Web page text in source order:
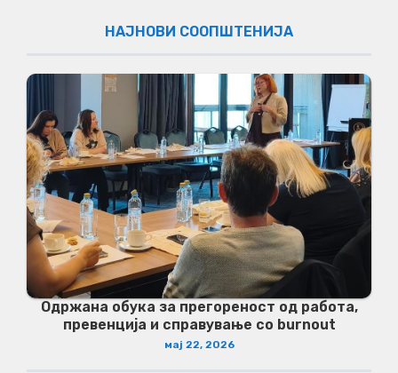
НАЈНОВИ СООПШТЕНИЈА
Одржана обука за прегореност од работа,
превенција и справување со burnout
мај 22, 2026